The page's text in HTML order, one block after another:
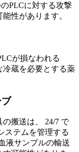
PLCに対する攻撃
性があります。
が損なわれる
冷蔵を必要とする薬
搬送は、 24/7 で
ステムを管理する
液サンプルの輸送